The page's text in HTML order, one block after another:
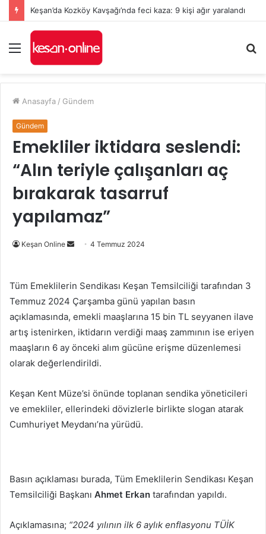
Keşan’da Kozköy Kavşağı’nda feci kaza: 9 kişi ağır yaralandı
Menü
...
Anasayfa / Gündem
Gündem
Emekliler iktidara seslendi:
“Alın teriyle çalışanları aç
bırakarak tasarruf
yapılamaz”
Keşan Online
Bir
göndermek
4 Temmuz 2024
Tüm Emeklilerin Sendikası Keşan Temsilciliği tarafından 3
Temmuz 2024 Çarşamba günü yapılan basın
açıklamasında, emekli maaşlarına 15 bin TL seyyanen ilave
artış istenirken, iktidarın verdiği maaş zammının ise eriyen
maaşların 6 ay önceki alım gücüne erişme düzenlemesi
olarak değerlendirildi.
Keşan Kent Müze’si önünde toplanan sendika yöneticileri
ve emekliler, ellerindeki dövizlerle birlikte slogan atarak
Cumhuriyet Meydanı’na yürüdü.
Basın açıklaması burada, Tüm Emeklilerin Sendikası Keşan
Temsilciliği Başkanı Ahmet Erkan tarafından yapıldı.
Açıklamasına; “2024 yılının ilk 6 aylık enflasyonu TÜİK